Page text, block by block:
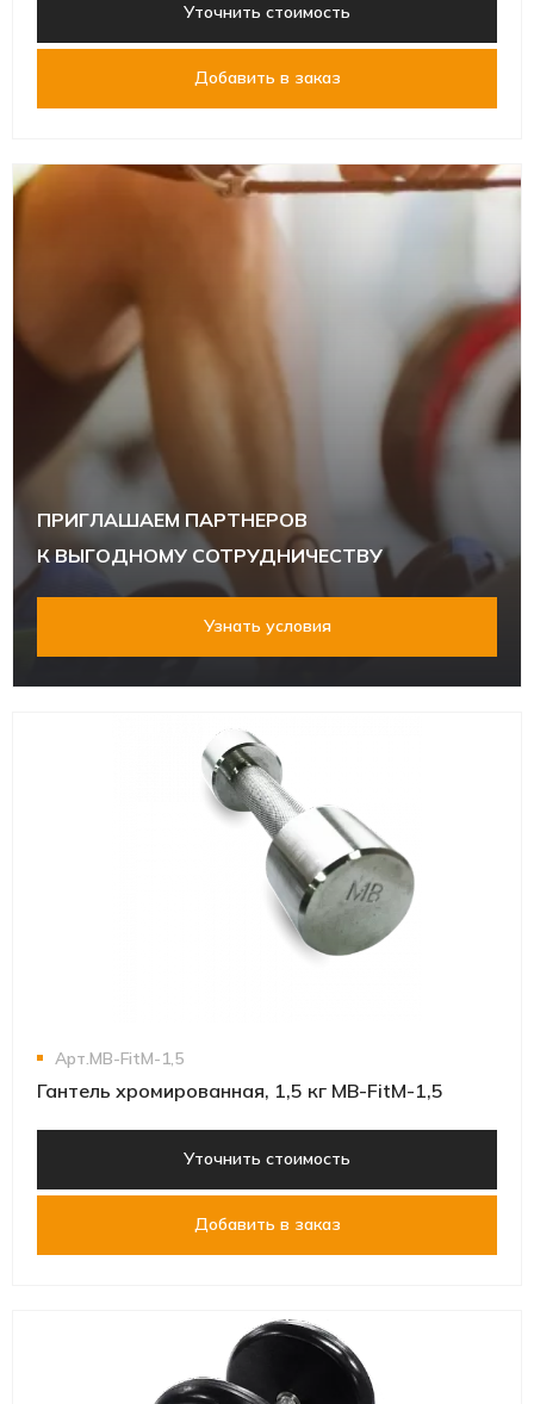
Уточнить стоимость
Добавить в заказ
ПРИГЛАШАЕМ ПАРТНЕРОВ
К ВЫГОДНОМУ СОТРУДНИЧЕСТВУ
Узнать условия
Арт.MB-FitM-1,5
Гантель хромированная, 1,5 кг MB-FitM-1,5
Уточнить стоимость
Добавить в заказ